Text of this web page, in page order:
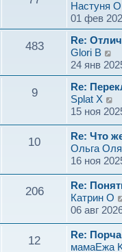
Настуня
01 фев
483
Re:
Glori B
е
р
е
й
т
и
к
п
о
с
л
е
д
н
е
м
24 янв
9
Re:
Splat X
е
р
е
й
т
и
к
п
о
с
л
е
15 ноя
10
Re: Что
Ольга
16 ноя
206
Re:
Катрин O
06 авг
12
Re:
мамаEжа